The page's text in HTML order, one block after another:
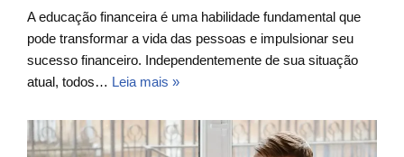
A educação financeira é uma habilidade fundamental que
pode transformar a vida das pessoas e impulsionar seu
sucesso financeiro. Independentemente de sua situação
atual, todos… Leia mais »